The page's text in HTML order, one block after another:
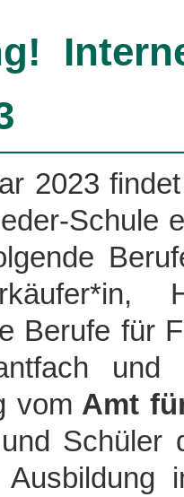
2023
Schule
Berufe für
und
vom Amt
Schüler